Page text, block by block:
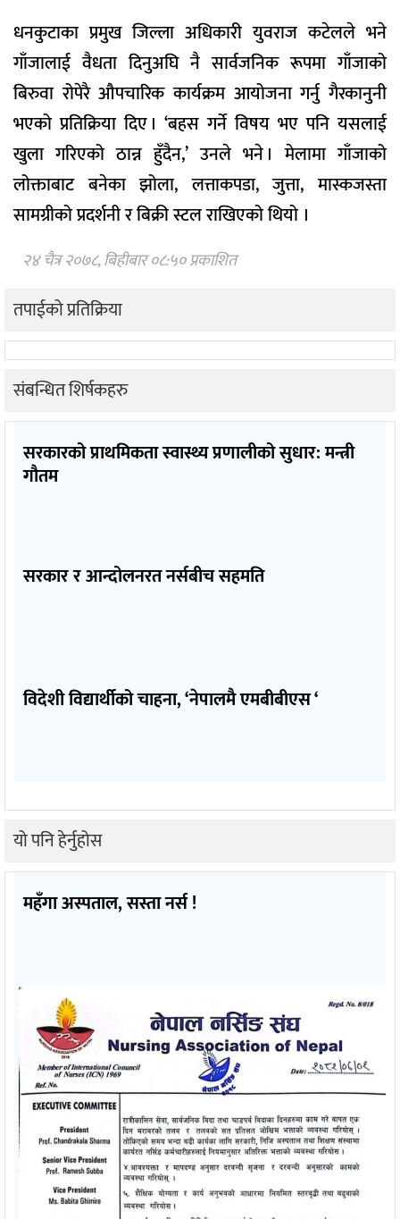
धनकुटाका प्रमुख जिल्ला अधिकारी युवराज कटेलले भने
गाँजालाई वैधता दिनुअघि नै सार्वजनिक रूपमा गाँजाको
बिरुवा रोपेरै औपचारिक कार्यक्रम आयोजना गर्नु गैरकानुनी
भएको प्रतिक्रिया दिए । ‘बहस गर्ने विषय भए पनि यसलाई
खुला गरिएको ठान्न हुँदैन,’ उनले भने । मेलामा गाँजाको
लोक्ताबाट बनेका झोला, लत्ताकपडा, जुत्ता, मास्कजस्ता
सामग्रीको प्रदर्शनी र बिक्री स्टल राखिएको थियो ।
२४ चैत्र २०७८, बिहीबार ०८:५० प्रकाशित
तपाईको प्रतिक्रिया
संबन्धित शिर्षकहरु
सरकारको प्राथमिकता स्वास्थ्य प्रणालीको सुधार: मन्त्री
गौतम
सरकार र आन्दोलनरत नर्सबीच सहमति
विदेशी विद्यार्थीको चाहना, ‘नेपालमै एमबीबीएस ‘
यो पनि हेर्नुहोस
महँगा अस्पताल, सस्ता नर्स !